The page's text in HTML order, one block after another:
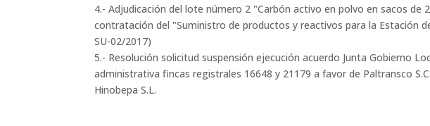
4.- Adjudicación del lote número 2 "Carbón activo en polvo en sacos
contratación del "Suministro de productos y reactivos para la Estación
SU-02/2017)
5.- Resolución solicitud suspensión ejecución acuerdo Junta Gobierno
administrativa fincas registrales 16648 y 21179 a favor de Paltransco
Hinobepa S.L.